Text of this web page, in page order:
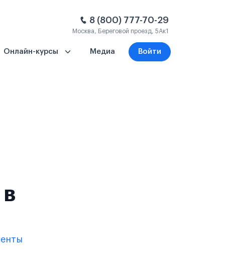
8 (800) 777-70-29
Москва, Береговой проезд, 5Ак1
Онлайн-курсы Медиа Войти